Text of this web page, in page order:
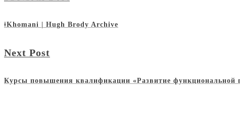
ǂKhomani | Hugh Brody Archive
Next Post
Курсы повышения квалификации «Развитие функциональной